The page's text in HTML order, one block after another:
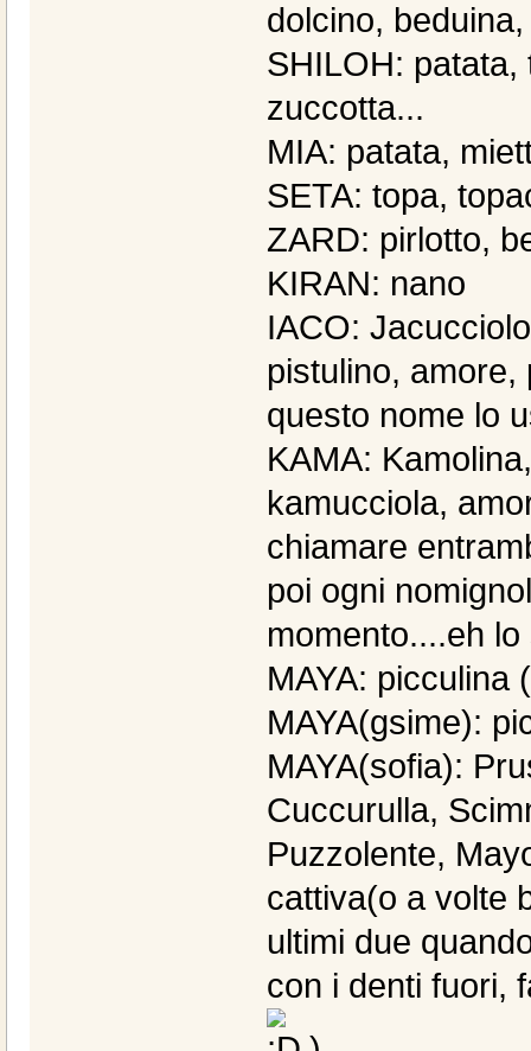
dolcino,
SHILOH: patata,
zuccotta...
MIA: patata,
SETA: topa,
ZARD: pirlotto,
KIRAN: nano
IACO:
pistulino,
questo nome lo
KAMA:
kamucciola,
chiamare
poi ogni
momento....eh
MAYA: picculina
MAYA(gsime):
MAYA(sofia):
Cuccurulla,
Puzzolente,
cattiva(o a volte
ultimi due
con i denti fuori,